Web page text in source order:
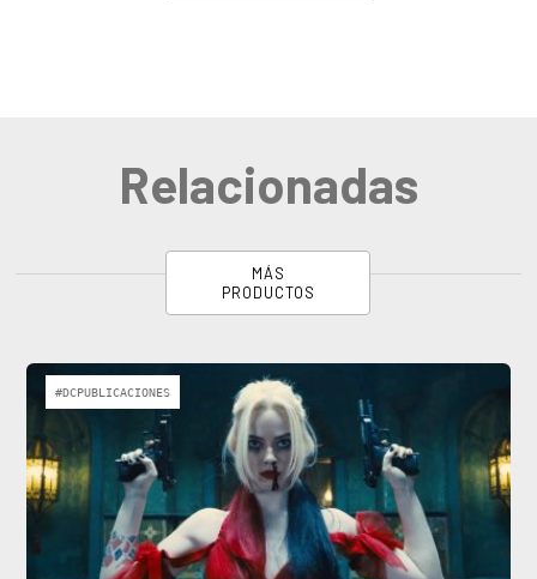
Relacionadas
MÁS
PRODUCTOS
#DCPUBLICACIONES